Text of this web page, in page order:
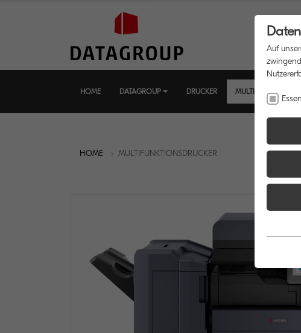
HOME DATAGROUP DRUCKER
HOME MULTIFUNKTIONSDRUCKER
Auf